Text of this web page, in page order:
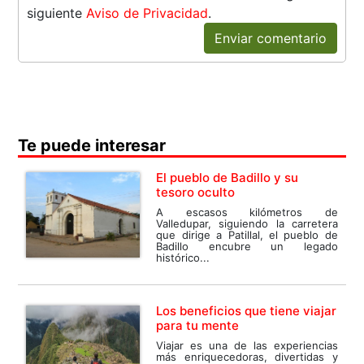
siguienteAviso de Privacidad.
Enviar comentario
Te puede interesar
El pueblo de Badillo y su
tesoro oculto
A escasos kilómetros de
Valledupar, siguiendo la carretera
que dirige a Patillal, el pueblo de
Badillo encubre un legado
histórico...
Los beneficios que tiene viajar
para tu mente
Viajar es una de las experiencias
más enriquecedoras, divertidas y